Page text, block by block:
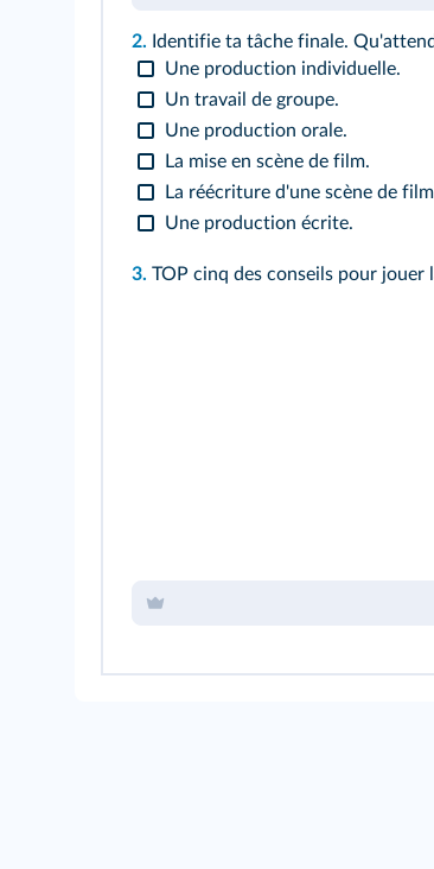
2. Identifie ta tâche finale.
Une production individuelle.
Un travail de groupe.
Une production orale.
La mise en scène de film.
La réécriture d'une scène de
Une production écrite.
3. TOP cinq des conseils pour jouer